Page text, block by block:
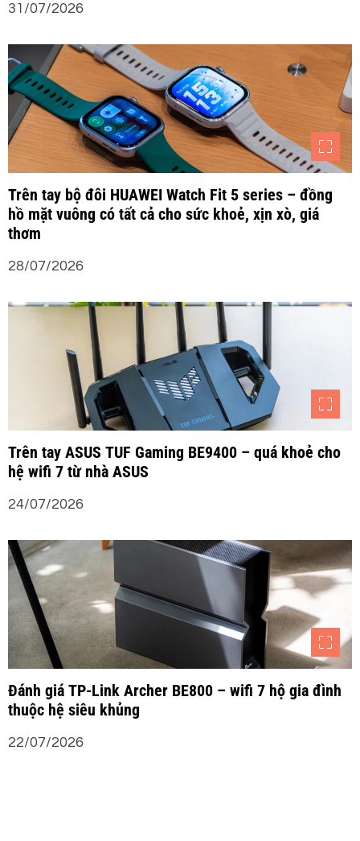
31/07/2026
Trên tay bộ đôi HUAWEI Watch Fit 5 series – đồng
hồ mặt vuông có tất cả cho sức khoẻ, xịn xò, giá
thơm
28/07/2026
Trên tay ASUS TUF Gaming BE9400 – quá khoẻ cho
hệ wifi 7 từ nhà ASUS
24/07/2026
Đánh giá TP-Link Archer BE800 – wifi 7 hộ gia đình
thuộc hệ siêu khủng
22/07/2026